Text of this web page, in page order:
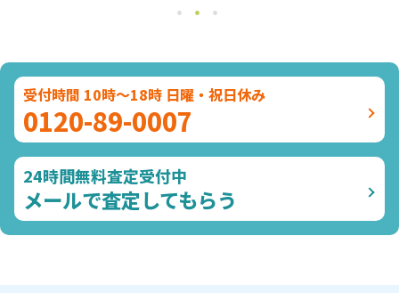
受付時間 10時～18時 日曜・祝日休み
0120-89-0007
24時間無料査定受付中
メールで査定してもらう